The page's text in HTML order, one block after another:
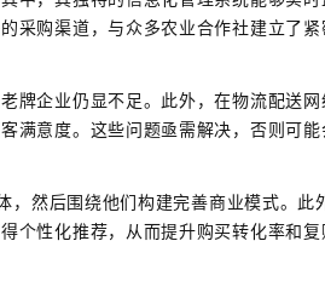
采购渠道，与众多农业合作社建立了紧
牌企业仍显不足。此外，在物流配送
满意度。这些问题亟需解决，否则可
然后围绕他们构建完善商业模式。此
性化推荐，从而提升购买转化率和复